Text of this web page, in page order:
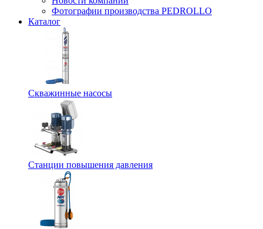
Фотографии производства PEDROLLO
Каталог
Скважинные насосы
Станции повышения давления